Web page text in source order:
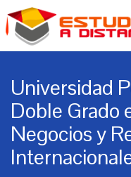
Universidad
Doble Grado
Negocios y